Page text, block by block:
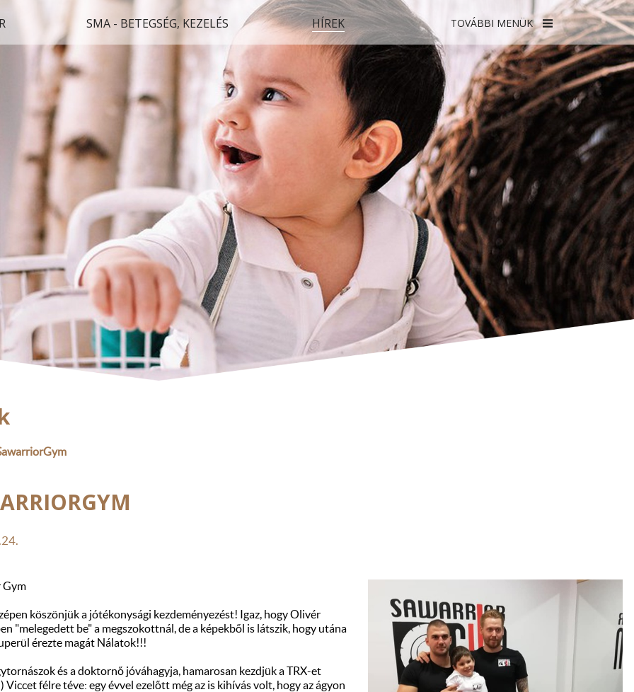
SMA - BETEGSÉG, KEZELÉS HÍREK TOVÁBBI MENÜK
Gym
köszönjük a jótékonysági kezdeményezést! Igaz, hogy Olivér
"melegedett be" a megszokottnál, de a képekből is látszik, hogy utána
érezte magát Nálatok!!!
és a doktornő jóváhagyja, hamarosan kezdjük a TRX-et
Viccet félre téve: egy évvel ezelőtt még az is kihívás volt, hogy az ágyon